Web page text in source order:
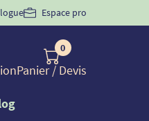
Espace pro
0
Panier/ Devis